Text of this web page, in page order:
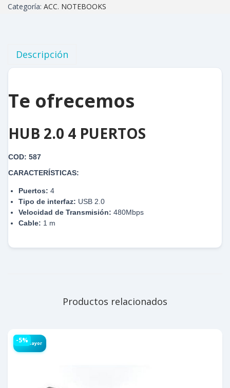
Categoría: ACC. NOTEBOOKS
Descripción
Te ofrecemos
HUB 2.0 4 PUERTOS
COD: 587
CARACTERÍSTICAS:
Puertos: 4
Tipo de interfaz: USB 2.0
Velocidad de Transmisión: 480Mbps
Cable: 1 m
Productos relacionados
Por Mayor
-5%